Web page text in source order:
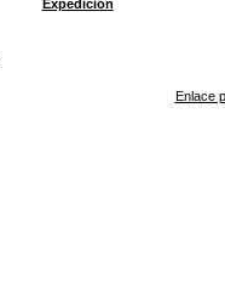
Expedición
Enlace